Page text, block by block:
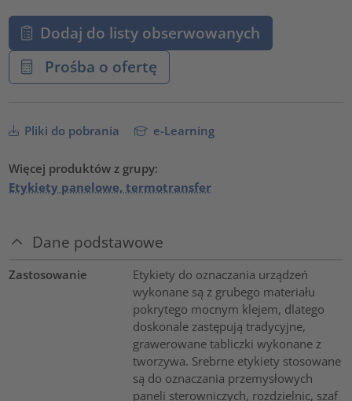
Dodaj do listy obserwowanych
Prośba o ofertę
Pliki do pobrania e-Learning
Więcej produktów z grupy:
Etykiety panelowe, termotransfer
Dane podstawowe
Zastosowanie
Etykiety do oznaczania urządzeń
wykonane są z grubego materiału
pokrytego mocnym klejem, dlatego
doskonale zastępują tradycyjne,
grawerowane tabliczki wykonane z
tworzywa. Srebrne etykiety stosowane
są do oznaczania przemysłowych
paneli sterowniczych, rozdzielnic, szaf